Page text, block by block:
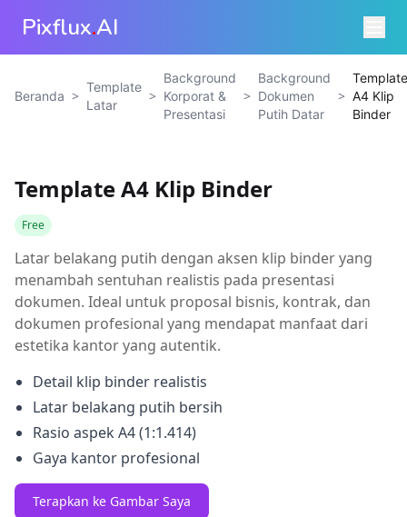
Pixflux.AI
Beranda >
Template
Latar
>
Background
Korporat &
Presentasi
>
Background
Dokumen
Putih Datar
>
Template
A4 Klip
Binder
Template A4 Klip Binder
Free
Latar belakang putih dengan aksen klip binder yang
menambah sentuhan realistis pada presentasi
dokumen. Ideal untuk proposal bisnis, kontrak, dan
dokumen profesional yang mendapat manfaat dari
estetika kantor yang autentik.
Detail klip binder realistis
Latar belakang putih bersih
Rasio aspek A4 (1:1.414)
Gaya kantor profesional
Terapkan ke Gambar Saya